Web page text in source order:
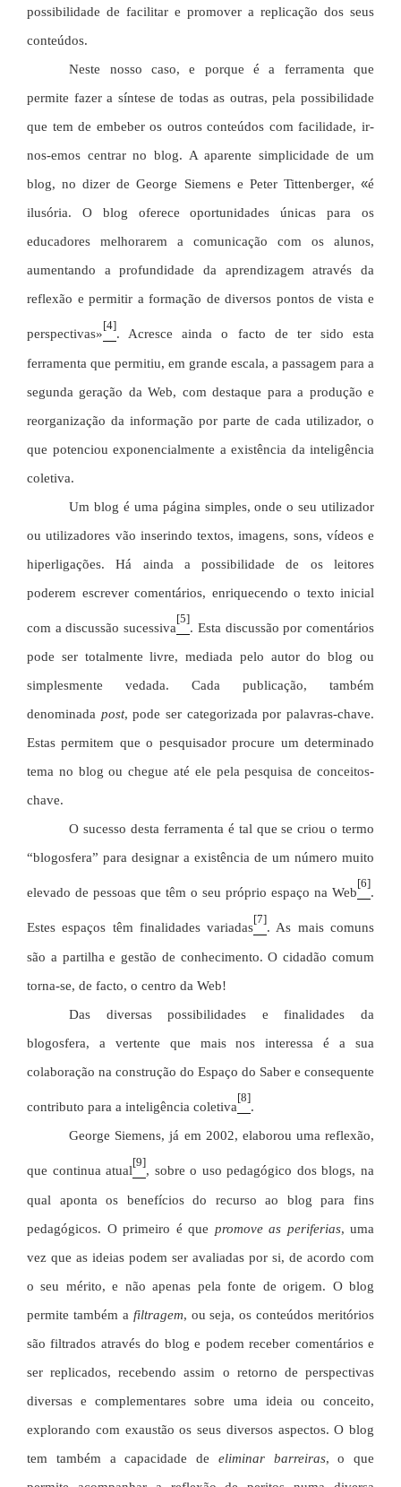
possibilidade de facilitar e promover a replicação dos seus
conteúdos.
Neste nosso caso, e porque é a ferramenta que
permite fazer a síntese de todas as outras, pela possibilidade
que tem de embeber os outros conteúdos com facilidade, ir-
nos-emos centrar no blog. A aparente simplicidade de um
blog, no dizer deGeorge Siemens e Peter Tittenberger, «é
ilusória. O blog oferece oportunidades únicas para os
educadores melhorarem a comunicação com os alunos,
aumentando a profundidade da aprendizagem através da
reflexão e permitir a formação de diversos pontos de vista e
perspectivas»
[4]
. Acresce ainda o facto de ter sido esta
ferramenta que permitiu, em grande escala, a passagem para a
segunda geração da Web, com destaque para a produção e
reorganização da informação por parte de cada utilizador, o
que potenciou exponencialmente a existência da inteligência
coletiva.
Um blog é uma página simples, onde o seu utilizador
ou utilizadores vão inserindo textos, imagens, sons, vídeos e
hiperligações. Há ainda a possibilidade de os leitores
poderem escrever comentários, enriquecendo o texto inicial
com a discussão sucessiva
[5]
. Esta discussão por comentários
pode ser totalmente livre, mediada pelo autor do blog ou
simplesmente vedada. Cada publicação, também
denominada post, pode ser categorizada por palavras-chave.
Estas permitem que o pesquisador procure um determinado
tema no blog ou chegue até ele pela pesquisa de conceitos-
chave.
O sucesso desta ferramenta é tal que se criou o termo
“blogosfera” para designar a existência de um número muito
elevado de pessoas que têm o seu próprio espaço na Web
[6]
.
Estes espaços têm finalidades variadas
[7]
. As mais comuns
são a partilha e gestão de conhecimento. O cidadão comum
torna-se, de facto, o centro da Web!
Das diversas possibilidades e finalidades da
blogosfera, a vertente que mais nos interessa é a sua
colaboração na construção do Espaço do Saber e consequente
contributo para a inteligência coletiva
[8]
.
George Siemens, já em 2002, elaborou uma reflexão,
que continua atual
[9]
, sobre o uso pedagógico dos blogs, na
qual aponta os benefícios do recurso ao blog para fins
pedagógicos. O primeiro é que promove as periferias, uma
vez que as ideias podem ser avaliadas por si, de acordo com
o seu mérito, e não apenas pela fonte de origem. O blog
permite também a filtragem, ou seja, os conteúdos meritórios
são filtrados através do blog e podem receber comentários e
ser replicados, recebendo assim o retorno de perspectivas
diversas e complementares sobre uma ideia ou conceito,
explorando com exaustão os seus diversos aspectos. O blog
tem também a capacidade de eliminar barreiras, o que